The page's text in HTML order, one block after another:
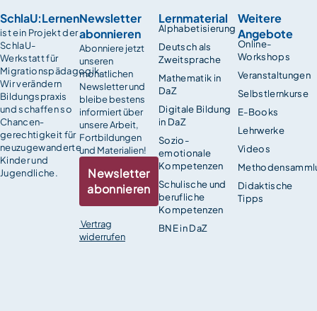
SchlaU:Lernen
ist ein Projekt der
SchlaU-
Werkstatt für
Migrationspädagogik.
Wir verändern
Bildungspraxis
und schaffen so
Chancen­
gerechtigkeit für
neuzugewanderte
Kinder und
Jugendliche.
Lernmaterial
Alphabetisierung
Deutsch als
Zweitsprache
Mathematik in
DaZ
Digitale Bildung
in DaZ
Sozio-
emotionale
Kompetenzen
Schulische und
berufliche
Kompetenzen
BNE in DaZ
Weitere
Angebote
Online-
Workshops
Veranstaltungen
Selbstlernkurse
E-Books
Lehrwerke
Videos
Didaktische
Tipps
Newsletter
abonnieren
Abonniere jetzt
unseren
monatlichen
Newsletter und
bleibe bestens
informiert über
unsere Arbeit,
Fortbildungen
und Materialien!
Newsletter
abonnieren
Vertrag
widerrufen